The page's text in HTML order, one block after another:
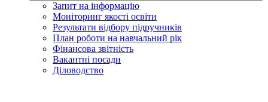
Запит на інформацію
Моніторинг якості освіти
Результати відбору підручників
План роботи на навчальний рік
Фінансова звітність
Вакантні посади
Діловодство